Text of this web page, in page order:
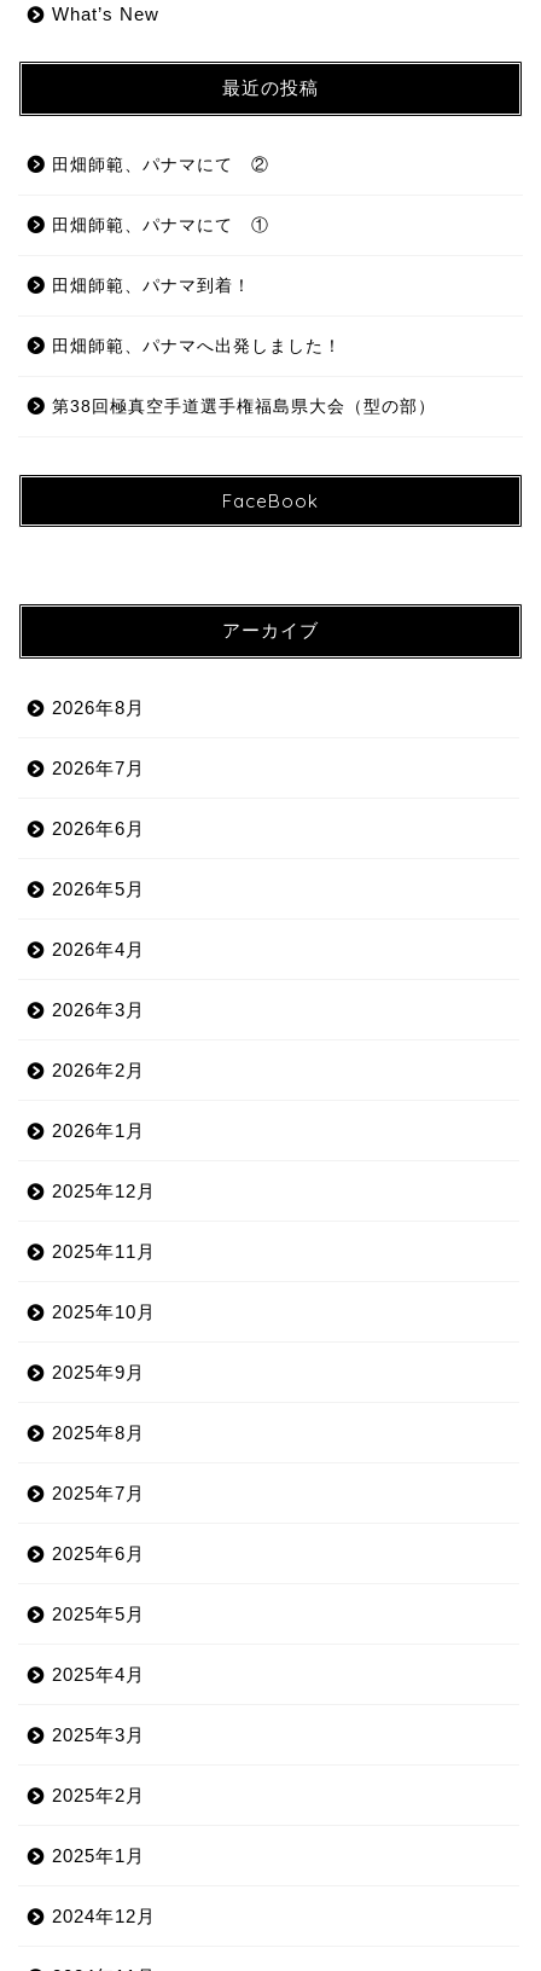
What’s New
最近の投稿
田畑師範、パナマにて ②
田畑師範、パナマにて ①
田畑師範、パナマ到着！
田畑師範、パナマへ出発しました！
第38回極真空手道選手権福島県大会（型の部）
FaceBook
アーカイブ
2026年8月
2026年7月
2026年6月
2026年5月
2026年4月
2026年3月
2026年2月
2026年1月
2025年12月
2025年11月
2025年10月
2025年9月
2025年8月
2025年7月
2025年6月
2025年5月
2025年4月
2025年3月
2025年2月
2025年1月
2024年12月